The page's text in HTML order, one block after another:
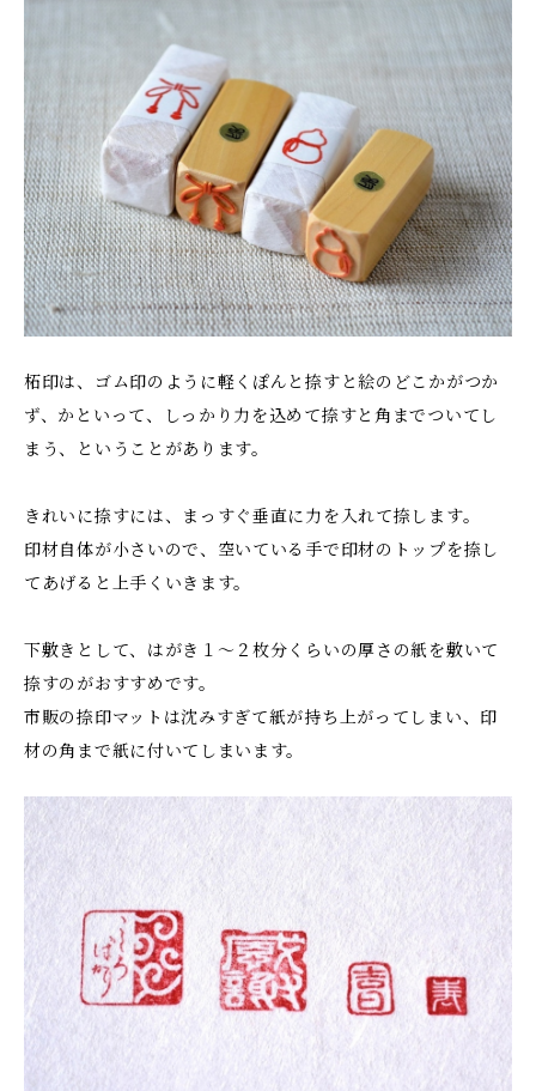
柘印は、ゴム印のように軽くぽんと捺すと絵のどこかがつか
ず、かといって、しっかり力を込めて捺すと角までついてし
まう、ということがあります。
きれいに捺すには、まっすぐ垂直に力を入れて捺します。
印材自体が小さいので、空いている手で印材のトップを捺し
てあげると上手くいきます。
下敷きとして、はがき１〜２枚分くらいの厚さの紙を敷いて
捺すのがおすすめです。
市販の捺印マットは沈みすぎて紙が持ち上がってしまい、印
材の角まで紙に付いてしまいます。